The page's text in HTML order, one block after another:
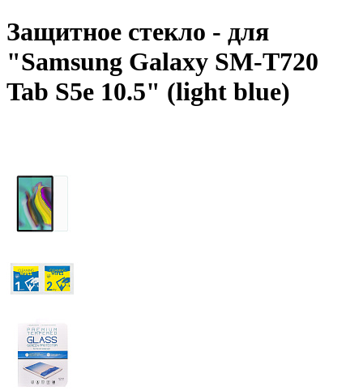
Защитное стекло - для
"Samsung Galaxy SM-T720
Tab S5e 10.5" (light blue)